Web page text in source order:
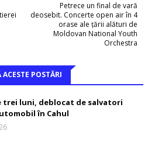
Petrece un final de vară
deosebit. Concerte open air în 4
orase ale țării alături de
Moldovan National Youth
Orchestra
POSTĂRI
trei luni, deblocat de salvatori
în Cahul